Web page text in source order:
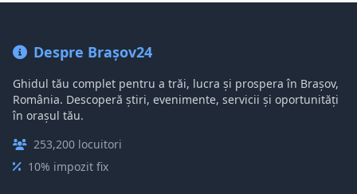
Despre Brașov24
Ghidul tău complet pentru a trăi, lucra și prospera în Brașov,
România. Descoperă știri, evenimente, servicii și oportunități
în orașul tău.
253,200 locuitori
10% impozit fix